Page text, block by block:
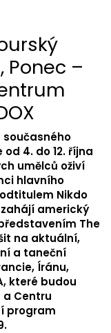
Ponec –
4. do 12. října
umělců oživí
hlavního
Nikdo
americký
The
na aktuální,
a taneční
Íránu,
které budou
a Centru
program